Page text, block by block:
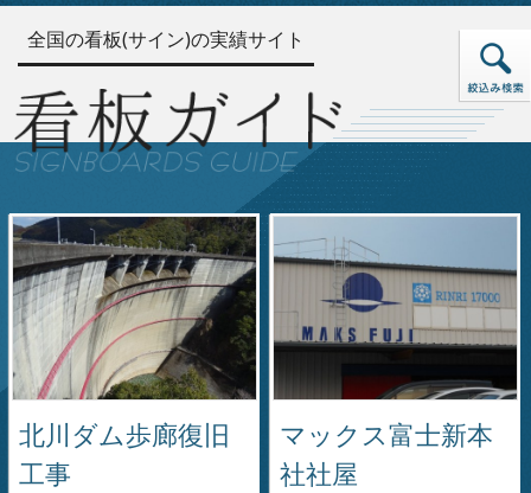
全国の看板(サイン)の実績サイト
北川ダム歩廊復旧
工事
マックス富士新本
社社屋